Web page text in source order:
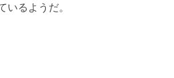
いるようだ。